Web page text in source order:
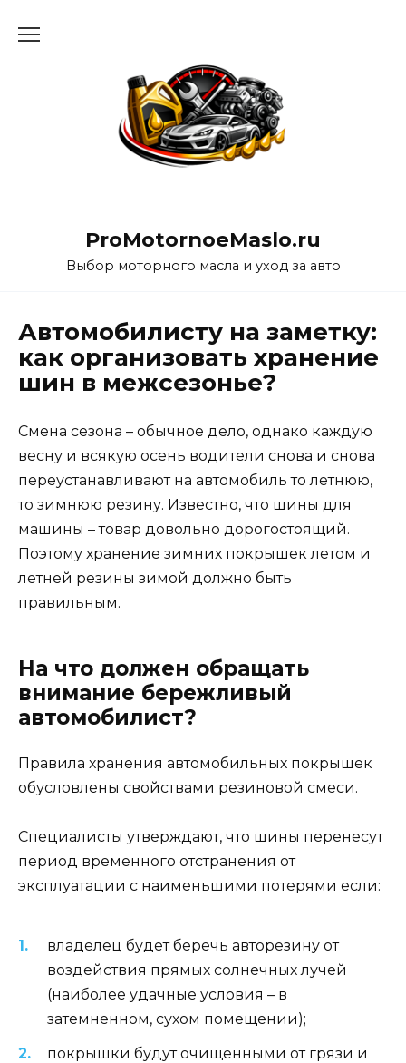
ProMotornoeMaslo.ru
Выбор моторного масла и уход за авто
Автомобилисту на заметку:
как организовать хранение
шин в межсезонье?
Смена сезона – обычное дело, однако каждую
весну и всякую осень водители снова и снова
переустанавливают на автомобиль то летнюю,
то зимнюю резину. Известно, что шины для
машины – товар довольно дорогостоящий.
Поэтому хранение зимних покрышек летом и
летней резины зимой должно быть
правильным.
На что должен обращать
внимание бережливый
автомобилист?
Правила хранения автомобильных покрышек
обусловлены свойствами резиновой смеси.
Специалисты утверждают, что шины перенесут
период временного отстранения от
эксплуатации с наименьшими потерями если:
владелец будет беречь авторезину от
воздействия прямых солнечных лучей
(наиболее удачные условия – в
затемненном, сухом помещении);
покрышки будут очищенными от грязи и